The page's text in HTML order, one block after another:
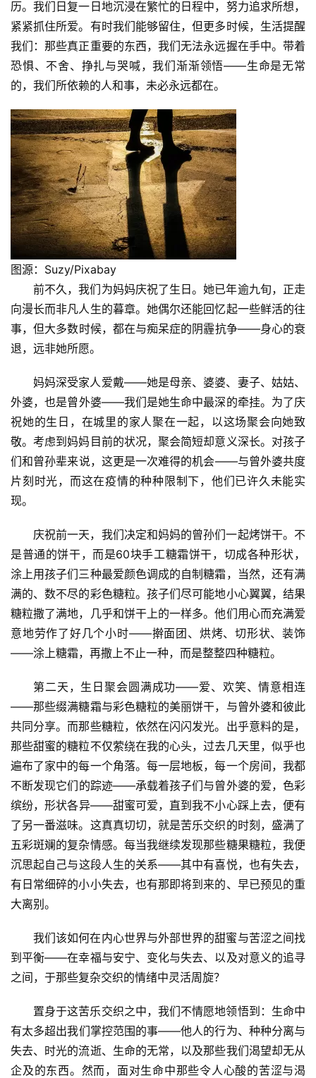
历。我们日复一日地沉浸在繁忙的日程中，努力追求所想，
紧紧抓住所爱。有时我们能够留住，但更多时候，生活提醒
我们：那些真正重要的东西，我们无法永远握在手中。带着
恐惧、不舍、挣扎与哭喊，我们渐渐领悟——生命是无常
的，我们所依赖的人和事，未必永远都在。
图源：Suzy/Pixabay
前不久，我们为妈妈庆祝了生日。她已年逾九旬，正走
向漫长而非凡人生的暮章。她偶尔还能回忆起一些鲜活的往
事，但大多数时候，都在与痴呆症的阴霾抗争——身心的衰
退，远非她所愿。
妈妈深受家人爱戴——她是母亲、婆婆、妻子、姑姑、
外婆，也是曾外婆——我们是她生命中最深的牵挂。为了庆
祝她的生日，在城里的家人聚在一起，以这场聚会向她致
敬。考虑到妈妈目前的状况，聚会简短却意义深长。对孩子
们和曾孙辈来说，这更是一次难得的机会——与曾外婆共度
片刻时光，而这在疫情的种种限制下，他们已许久未能实
现。
庆祝前一天，我们决定和妈妈的曾孙们一起烤饼干。不
是普通的饼干，而是60块手工糖霜饼干，切成各种形状，
涂上用孩子们三种最爱颜色调成的自制糖霜，当然，还有满
满的、数不尽的彩色糖粒。孩子们尽可能地小心翼翼，结果
糖粒撒了满地，几乎和饼干上的一样多。他们用心而充满爱
意地劳作了好几个小时——擀面团、烘烤、切形状、装饰
——涂上糖霜，再撒上不止一种，而是整整四种糖粒。
第二天，生日聚会圆满成功——爱、欢笑、情意相连
——那些缀满糖霜与彩色糖粒的美丽饼干，与曾外婆和彼此
共同分享。而那些糖粒，依然在闪闪发光。出乎意料的是，
那些甜蜜的糖粒不仅萦绕在我的心头，过去几天里，似乎也
遍布了家中的每一个角落。每一层地板，每一个房间，我都
不断发现它们的踪迹——承载着孩子们与曾外婆的爱，色彩
缤纷，形状各异——甜蜜可爱，直到我不小心踩上去，便有
了另一番滋味。这真真切切，就是苦乐交织的时刻，盛满了
五彩斑斓的复杂情感。每当我继续发现那些糖果糖粒，我便
沉思起自己与这段人生的关系——其中有喜悦，也有失去，
有日常细碎的小小失去，也有那即将到来的、早已预见的重
大离别。
我们该如何在内心世界与外部世界的甜蜜与苦涩之间找
到平衡——在幸福与安宁、变化与失去、以及对意义的追寻
之间，于那些复杂交织的情绪中灵活周旋？
置身于这苦乐交织之中，我们不情愿地领悟到：生命中
有太多超出我们掌控范围的事——他人的行为、种种分离与
失去、时光的流逝、生命的无常，以及那些我们渴望却无从
企及的东西。然而，面对生命中那些令人心酸的苦涩与渴